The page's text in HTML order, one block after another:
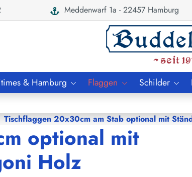
Meddenwarf 1a - 22457 Hamburg
& Hamburg Flaggen Schilder
Tischflaggen 20x30cm am Stab optional mit
optional mit
Holz